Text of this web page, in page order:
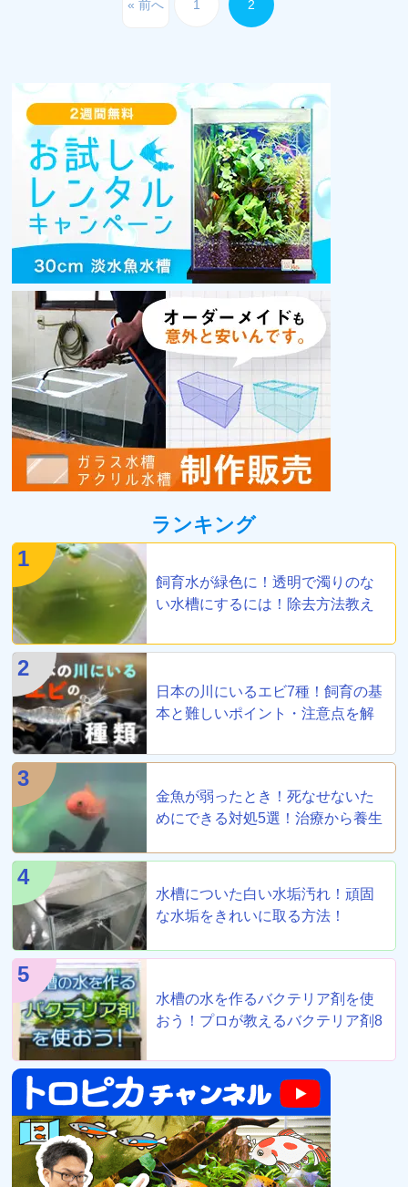
« 前へ 1 2
ランキング
1
飼育水が緑色に！透明で濁りのな
い水槽にするには！除去方法教え
2
日本の川にいるエビ7種！飼育の基
本と難しいポイント・注意点を解
3
金魚が弱ったとき！死なせないた
めにできる対処5選！治療から養生
4
水槽についた白い水垢汚れ！頑固
な水垢をきれいに取る方法！
5
水槽の水を作るバクテリア剤を使
おう！プロが教えるバクテリア剤8